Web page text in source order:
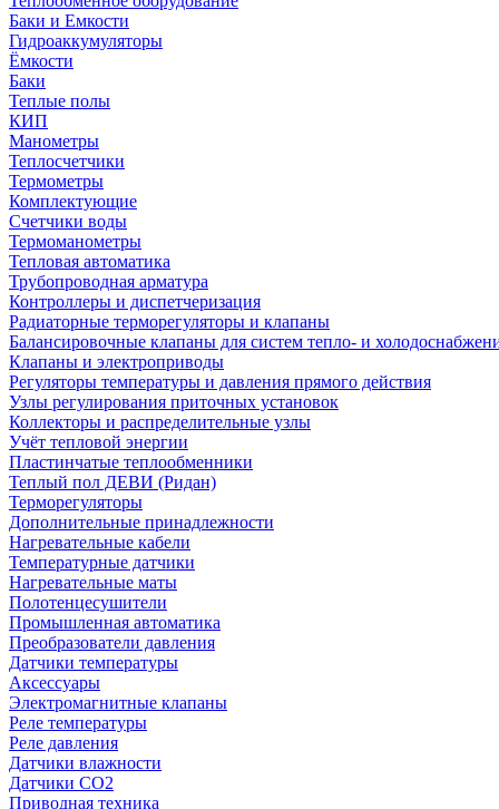
Баки и Емкости
Гидроаккумуляторы
Ёмкости
Баки
Теплые полы
КИП
Манометры
Теплосчетчики
Термометры
Комплектующие
Счетчики воды
Термоманометры
Тепловая автоматика
Трубопроводная арматура
Контроллеры и диспетчеризация
Радиаторные терморегуляторы и клапаны
Балансировочные клапаны для систем тепло- и
Клапаны и электроприводы
Регуляторы температуры и давления прямого действия
Узлы регулирования приточных установок
Коллекторы и распределительные узлы
Учёт тепловой энергии
Пластинчатые теплообменники
Теплый пол ДЕВИ (Ридан)
Терморегуляторы
Дополнительные принадлежности
Нагревательные кабели
Температурные датчики
Нагревательные маты
Полотенцесушители
Промышленная автоматика
Преобразователи давления
Датчики температуры
Аксессуары
Электромагнитные клапаны
Реле температуры
Реле давления
Датчики влажности
Датчики CO2
Приводная техника